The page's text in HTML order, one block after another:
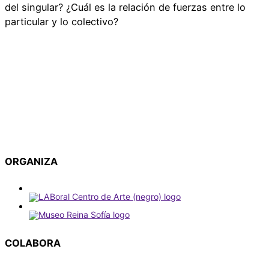
del singular? ¿Cuál es la relación de fuerzas entre lo
particular y lo colectivo?
ORGANIZA
COLABORA